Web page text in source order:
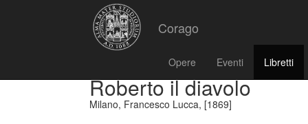
Corago
Opere Eventi Libretti
Roberto il diavolo
Milano, Francesco Lucca, [1869]